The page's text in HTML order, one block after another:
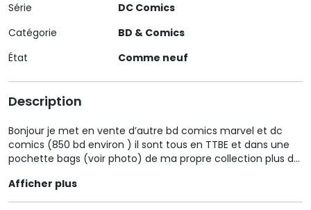
Série
DC Comics
Catégorie
BD & Comics
État
Comme neuf
Description
Bonjour je met en vente d’autre bd comics marvel et dc
comics (850 bd environ ) il sont tous en TTBE et dans une
pochette bags (voir photo) de ma propre collection plus de
moi merci
Afficher plus